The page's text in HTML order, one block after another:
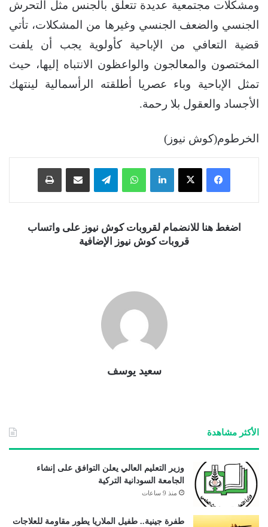
ومشكلات مجتمعية عديدة تتعلق بالجنس مثل التحرش
الجنسي والضعف الجنسي وغيرها من المشكلات، تأتي
قضية التعافي من الإباحية كأولوية يجب أن يلفت
المختصون والمعالجون والواعظون الانتباه إليها، حيث
تمثل الإباحية وباء عصريا أطلقته الرأسمالية لينتهك
الأجساد والعقول بلا رحمة.
الخرطوم(كوش نيوز)
فيسبوك ‫X لينكدإن واتساب تيلقرام
اضغط هنا للانضمام لقروبات كوش نيوز على واتساب
قروبات كوش نيوز الإضافية
سعيد يوسف
الأكثر مشاهدة
وزير التعليم العالي يعلن التوافق على إنشاء
الجامعة السودانية التركية
منذ 9 ساعات
طفرة جينية.. طفيل الملاريا يطور مقاومة للعلاجات